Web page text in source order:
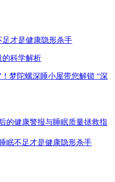
才是健康隐形杀手
的科学解析
梦陀螺深睡小屋带您解锁 “深
的健康警报与睡眠质量拯救指
眠不足才是健康隐形杀手